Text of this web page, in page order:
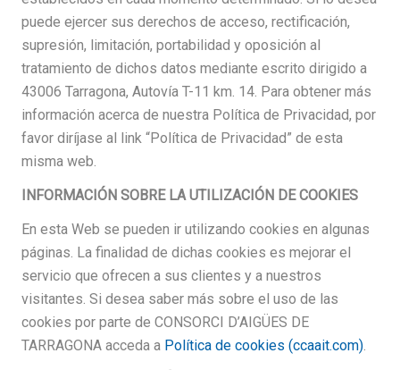
puede ejercer sus derechos de acceso, rectificación,
supresión, limitación, portabilidad y oposición al
tratamiento de dichos datos mediante escrito dirigido a
43006 Tarragona, Autovía T-11 km. 14. Para obtener más
información acerca de nuestra Política de Privacidad, por
favor diríjase al link “Política de Privacidad” de esta
misma web.
INFORMACIÓN SOBRE LA UTILIZACIÓN DE COOKIES
En esta Web se pueden ir utilizando cookies en algunas
páginas. La finalidad de dichas cookies es mejorar el
servicio que ofrecen a sus clientes y a nuestros
visitantes. Si desea saber más sobre el uso de las
cookies por parte de CONSORCI D’AIGÜES DE
TARRAGONA acceda a Política de cookies (ccaait.com).